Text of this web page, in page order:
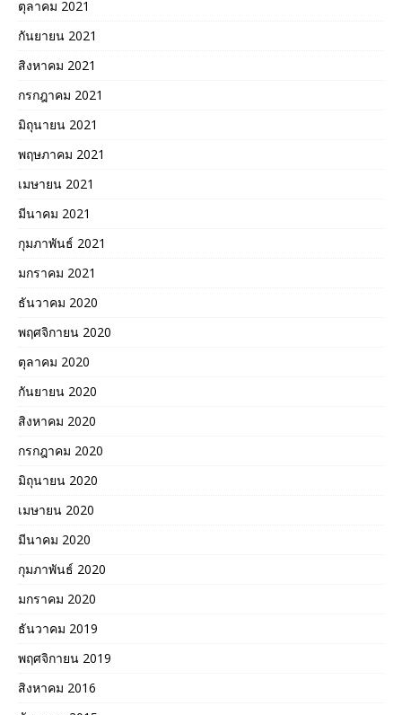
ตุลาคม 2021
กันยายน 2021
สิงหาคม 2021
กรกฎาคม 2021
มิถุนายน 2021
พฤษภาคม 2021
เมษายน 2021
มีนาคม 2021
กุมภาพันธ์ 2021
มกราคม 2021
ธันวาคม 2020
พฤศจิกายน 2020
ตุลาคม 2020
กันยายน 2020
สิงหาคม 2020
กรกฎาคม 2020
มิถุนายน 2020
เมษายน 2020
มีนาคม 2020
กุมภาพันธ์ 2020
มกราคม 2020
ธันวาคม 2019
พฤศจิกายน 2019
สิงหาคม 2016